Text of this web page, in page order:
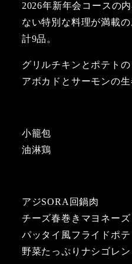
2026年新年会コースの
ない特別な料理が満載
計9品。
グリルチキンとポテ
アボカドとサーモンの生
小籠包
油淋鶏
アジSORA回鍋肉
チーズ春巻きマヨネーズ
パッタイ風フライド
野菜たっぷりナシゴレン